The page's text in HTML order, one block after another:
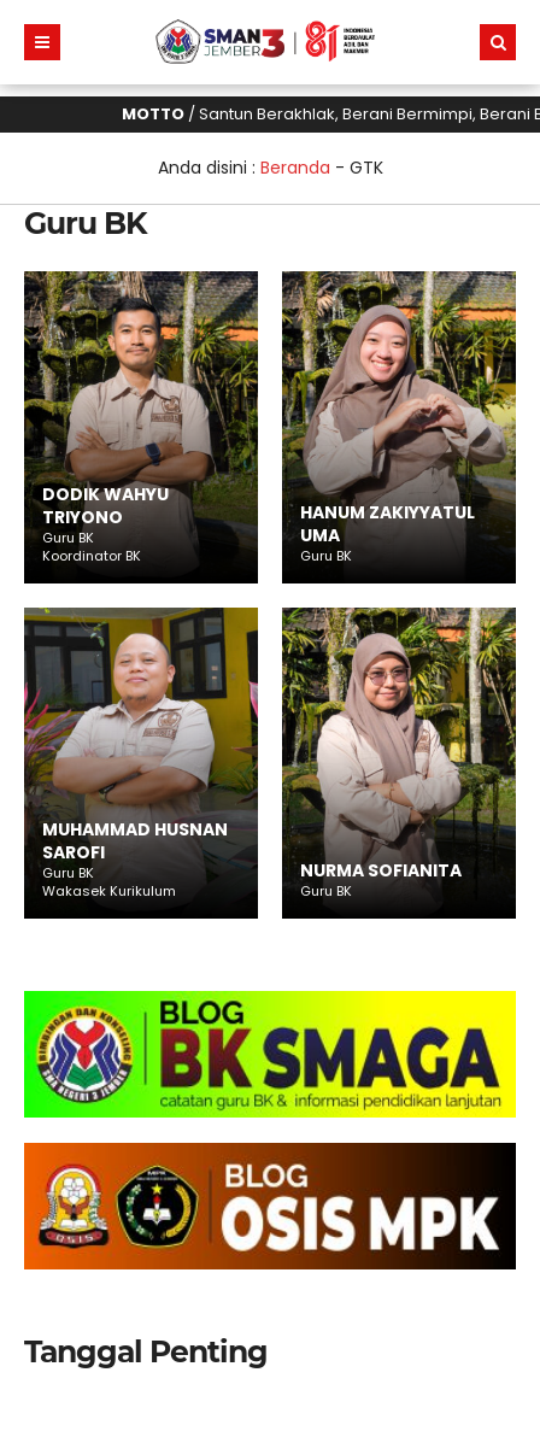
MOTTO/ Santun Berakhlak, Berani Bermimpi, Berani
Anda disini : Beranda - GTK
Guru BK
DODIK WAHYU
TRIYONO
Guru BK
Koordinator BK
HANUM ZAKIYYATUL
UMA
Guru BK
MUHAMMAD HUSNAN
SAROFI
Guru BK
Wakasek Kurikulum
NURMA SOFIANITA
Guru BK
Tanggal Penting